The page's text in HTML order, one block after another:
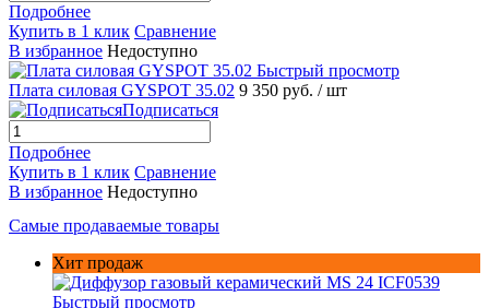
Подробнее
Купить в 1 клик Сравнение
В избранное Недоступно
Быстрый просмотр
Плата силовая GYSPOT 35.02 9 350 руб. / шт
Подписаться
Подробнее
Купить в 1 клик Сравнение
В избранное Недоступно
Самые продаваемые товары
Хит продаж
Быстрый просмотр